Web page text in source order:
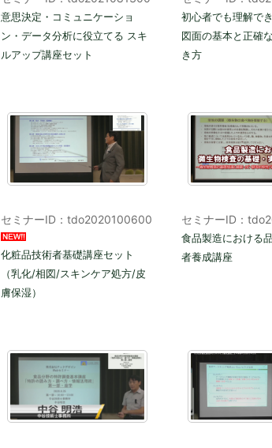
意思決定・コミュニケーショ
ン・データ分析に役立てる スキ
ルアップ講座セット
初心者でも理解で
図面の基本と正確
き方
セミナーID：tdo2020100600
化粧品技術者基礎講座セット
（乳化/相図/スキンケア処方/皮
膚保湿）
セミナーID：
食品製造における
者養成講座